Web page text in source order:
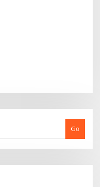
Go